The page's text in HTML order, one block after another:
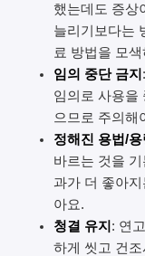
했는데도 증상
늘리기보다는
료 방법을 모
임의 중단 금지
임의로 사용을
으므로 주의해
정해진 용법/
바르는 것을
과가 더 좋아
아요.
청결 유지 : 연
하게 씻고 건